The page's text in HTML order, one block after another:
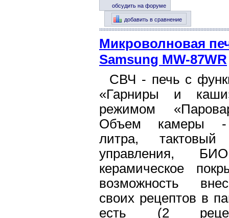
обсудить на форуме
добавить в сравнение
Микроволновая
Samsung MW-87WR
СВЧ - печь с
«Гарниры и
режимом
Объем камеры
литра,
управления,
керамическое
возможность
своих рецептов в
есть (2